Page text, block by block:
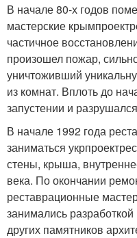
В начале 80-х годов
мастерские
частичное
произошел пожар,
уничтоживший
из комнат. Вплоть до
запустении и
В начале 1992 года
заниматься
стены, крыша,
века. По окончании
реставрационные
занимались
других памятников